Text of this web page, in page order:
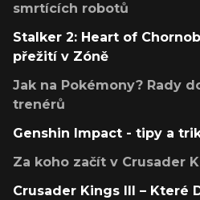
smrtících robotů
Stalker 2: Heart of
přežití v Zóně
Jak na Pokémony? Rady
trenérů
Genshin Impact - tipy a
Za koho začít v Crusader
Crusader Kings III – Které